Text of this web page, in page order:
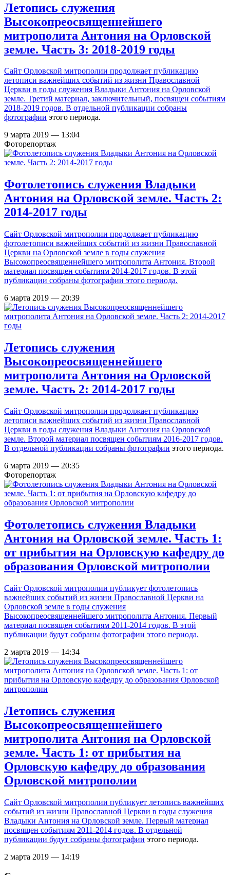
Летопись служения
Высокопреосвященнейшего
митрополита Антония на Орловской
земле. Часть 3: 2018-2019 годы
Сайт Орловской митрополии продолжает публикацию
летописи важнейших событий из жизни Православной
Церкви в годы служения Владыки Антония на Орловской
земле. Третий материал, заключительный, посвящен событиям
2018-2019 годов. В отдельной публикации собраны
фотографии этого периода.
9 марта 2019 — 13:04
Фоторепортаж
Фотолетопись служения Владыки
Антония на Орловской земле. Часть 2:
2014-2017 годы
Сайт Орловской митрополии продолжает публикацию
фотолетописи важнейших событий из жизни Православной
Церкви на Орловской земле в годы служения
Высокопреосвященнейшего митрополита Антония. Второй
материал посвящен событиям 2014-2017 годов. В этой
публикации собраны фотографии этого периода.
6 марта 2019 — 20:39
Летопись служения
Высокопреосвященнейшего
митрополита Антония на Орловской
земле. Часть 2: 2014-2017 годы
Сайт Орловской митрополии продолжает публикацию
летописи важнейших событий из жизни Православной
Церкви в годы служения Владыки Антония на Орловской
земле. Второй материал посвящен событиям 2016-2017 годов.
В отдельной публикации собраны фотографии этого периода.
6 марта 2019 — 20:35
Фоторепортаж
Фотолетопись служения Владыки
Антония на Орловской земле. Часть 1:
от прибытия на Орловскую кафедру до
образования Орловской митрополии
Сайт Орловской митрополии публикует фотолетопись
важнейших событий из жизни Православной Церкви на
Орловской земле в годы служения
Высокопреосвященнейшего митрополита Антония. Первый
материал посвящен событиям 2011-2014 годов. В этой
публикации будут собраны фотографии этого периода.
2 марта 2019 — 14:34
Летопись служения
Высокопреосвященнейшего
митрополита Антония на Орловской
земле. Часть 1: от прибытия на
Орловскую кафедру до образования
Орловской митрополии
Сайт Орловской митрополии публикует летопись важнейших
событий из жизни Православной Церкви в годы служения
Владыки Антония на Орловской земле. Первый материал
посвящен событиям 2011-2014 годов. В отдельной
публикации будут собраны фотографии этого периода.
2 марта 2019 — 14:19